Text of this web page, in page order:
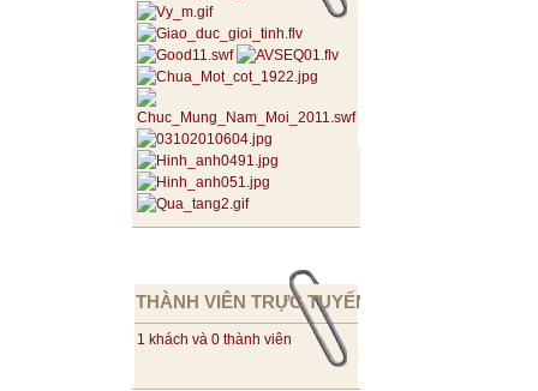
THÀNH VIÊN TRỰC TUYẾN
1 khách và 0 thành viên